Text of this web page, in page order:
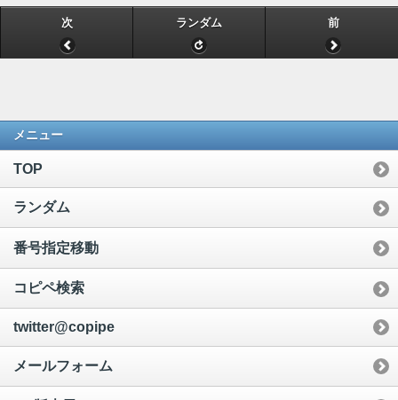
次 ランダム 前
メニュー
TOP
ランダム
番号指定移動
コピペ検索
twitter@copipe
メールフォーム